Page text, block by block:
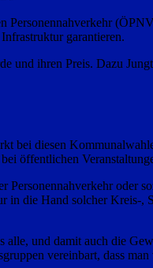
Personennahverkehr
garantieren.
und ihren Preis. Dazu
bei diesen
öffentlichen
oder
die Hand solcher Kreis-,
und damit auch die
vereinbart, dass